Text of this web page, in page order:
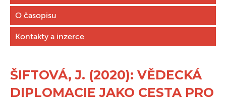
O časopisu
Kontakty a inzerce
ŠIFTOVÁ, J. (2020): VĚDECKÁ
DIPLOMACIE JAKO CESTA PRO